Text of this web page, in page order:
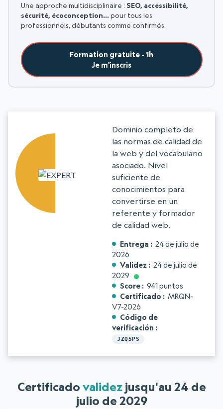
Une approche multidisciplinaire : SEO, accessibilité,
sécurité, écoconception… pour tous les
professionnels, débutants comme confirmés.
Formation gratuite - 1h
Je m'inscris
Dominio completo de
las normas de calidad de
la web y del vocabulario
asociado. Nivel
suficiente de
conocimientos para
convertirse en un
referente y formador
de calidad web.
Entrega
24 de julio de
2026
Validez
24 de julio de
2029
Score
941 puntos
Certificado
MRQN-
V7-2026
Código de
verificación
JZQ5PS
Certificado validezjusqu'au 24 de
julio de 2029